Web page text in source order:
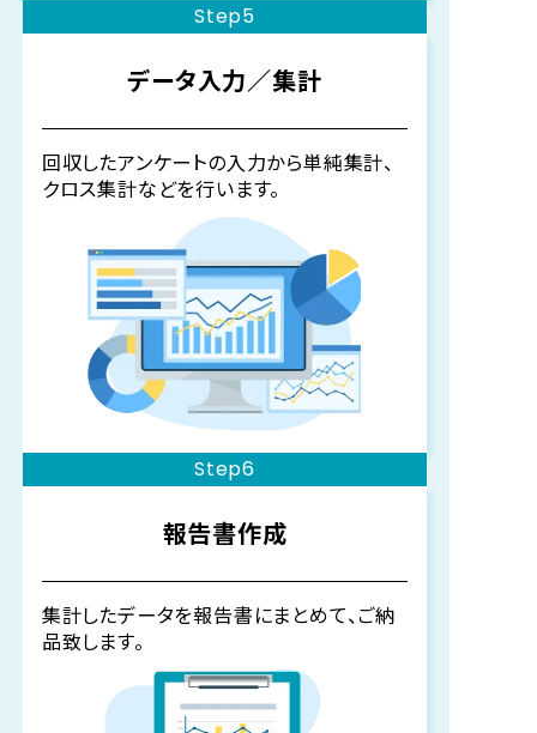
Step5
データ入力／集計
回収したアンケートの入力から単純集計、
クロス集計などを行います。
Step6
報告書作成
集計したデータを報告書にまとめて、ご納
品致します。